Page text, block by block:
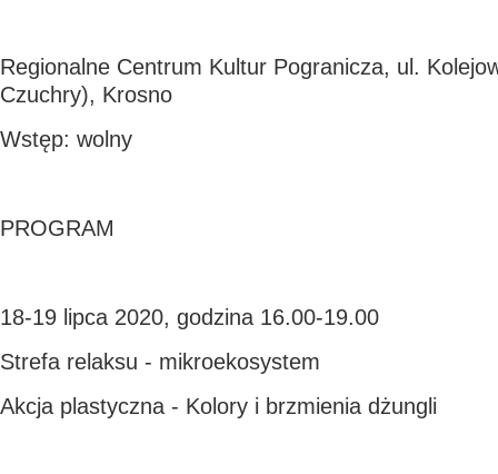
Regionalne Centrum Kultur Pogranicza, ul.
Czuchry), Krosno
Wstęp: wolny
PROGRAM
18-19 lipca 2020, godzina 16.00-19.00
Strefa relaksu - mikroekosystem
Akcja plastyczna - Kolory i brzmienia dżungli